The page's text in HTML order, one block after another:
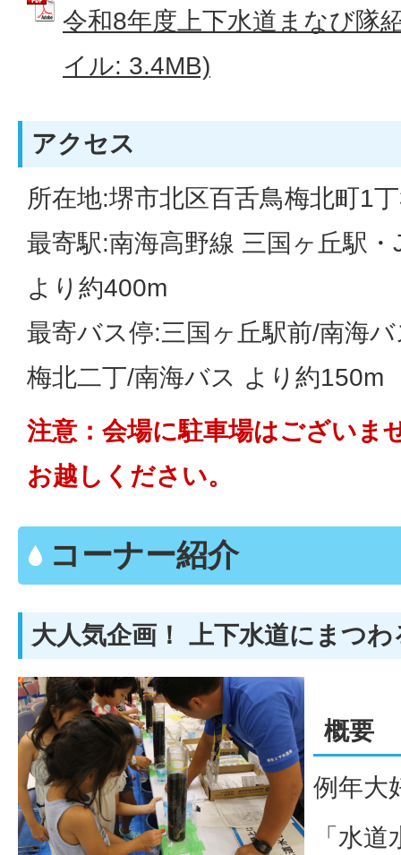
令和8年度上下水道まなび隊
イル: 3.4MB)
アクセス
所在地:堺市北区百舌鳥梅北町1
最寄駅:南海高野線 三国ヶ丘駅
より約400m
最寄バス停:三国ヶ丘駅前/南海
梅北二丁/南海バス より約150m
注意：会場に駐車場はございま
お越しください。
コーナー紹介
大人気企画！ 上下水道にまつわ
概要
例年大
「水